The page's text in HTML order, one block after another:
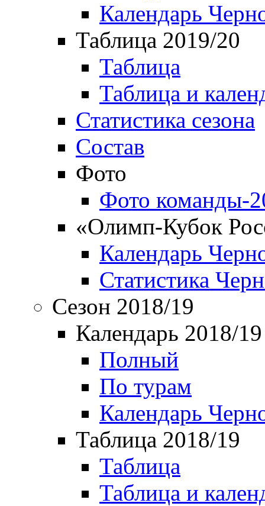
Календарь
Таблица 2019/20
Таблица
Таблица и
Статистика сезона
Состав
Фото
Фото команды-
«Олимп-Кубок
Календарь
Статистика
Сезон 2018/19
Календарь 2018/19
Полный
По турам
Календарь
Таблица 2018/19
Таблица
Таблица и